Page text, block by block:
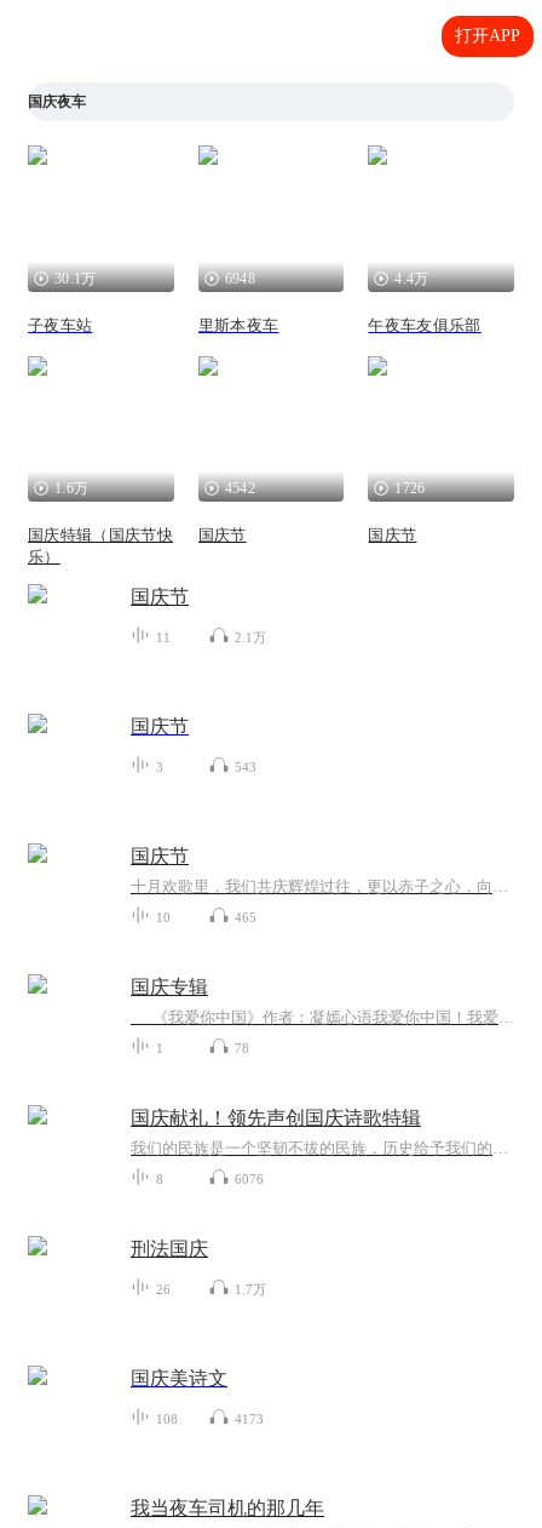
打开APP
国庆夜车
30.1万
子夜车站
6948
里斯本夜车
4.4万
午夜车友俱乐部
1.6万
国庆特辑（国庆节快
乐）
4542
国庆节
1726
国庆节
国庆节
11 2.1万
国庆节
3 543
国庆节
十月欢歌里，我们共庆辉煌过往，更以赤子之心，向未来书写滚烫的誓言——这盛世，值得我们以热爱相拥。
10 465
国庆专辑
《我爱你中国》作者：凝嫣心语我爱你中国！我爱你春天蓬勃的秧苗；我爱你秋日金黄的硕果。我爱你中国！我爱你青松气质，我爱你红梅品格！我爱你家乡的甜蔗好像乳汁滋润着我的心窝。我爱你中国，我要把最美的歌儿献给你，我的母亲我的祖国。我爱你中国，我爱...
1 78
国庆献礼！领先声创国庆诗歌特辑
我们的民族是一个坚韧不拔的民族，历史给予我们的苦难都变成了闪着金光的勋章！我们的国家是一个龙腾虎跃的国家，那条巨龙正以不可阻挡之势崛起于神奇的东方！------------------------------------------------值此祖国70周年华诞之际，领先声创以诗歌向祖国献礼！用我们的声音、用我们的热血、用我们的灵魂诵读经典爱国篇章，歌颂我们的祖国！永远繁荣富强！
8 6076
刑法国庆
26 1.7万
国庆美诗文
108 4173
我当夜车司机的那几年